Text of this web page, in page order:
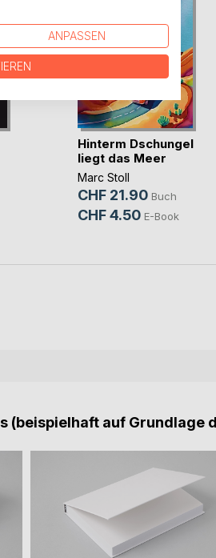
Hinterm Dschungel
liegt das Meer
Marc Stoll
CHF 21.90 Buch
CHF 4.50 E-Book
(beispielhaft auf Grundlage
ANPASSEN